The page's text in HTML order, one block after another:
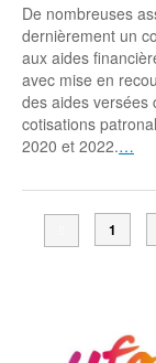
De nombreuses
dernièrement un
aux aides
avec mise en
des aides versées
cotisations
2020 et 2022.…
1